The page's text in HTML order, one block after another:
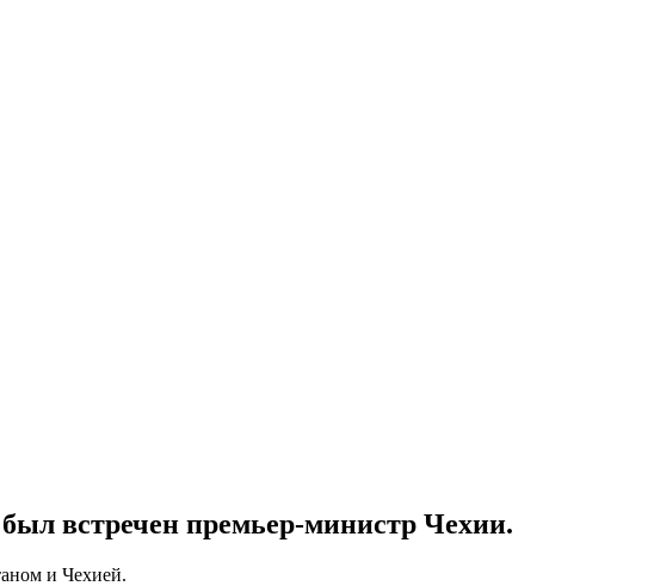
встречен премьер-министр Чехии.
и Чехией.